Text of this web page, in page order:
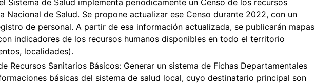
Nacional de Salud. Se propone actualizar ese Censo durante 2022, con un
de personal. A partir de esa información actualizada, se publicarán mapas
indicadores de los recursos humanos disponibles en todo el territorio
localidades).
Recursos Sanitarios Básicos: Generar un sistema de Fichas Departamentales
básicas del sistema de salud local, cuyo destinatario principal son